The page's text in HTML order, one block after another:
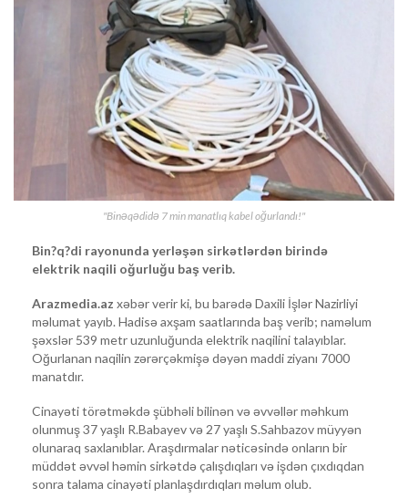
"Binəqədidə 7 min manatlıq kabel oğurlandı!"
Bin?q?di rayonunda yerləşən sirkətlərdən birində
elektrik naqili oğurluğu baş verib.
Arazmedia.az xəbər verir ki, bu barədə Daxili İşlər Nazirliyi
məlumat yayıb. Hadisə axşam saatlarında baş verib; naməlum
şəxslər 539 metr uzunluğunda elektrik naqilini talayıblar.
Oğurlanan naqilin zərərçəkmişə dəyən maddi ziyanı 7000
manatdır.
Cinayəti törətməkdə şübhəli bilinən və əvvəllər məhkum
olunmuş 37 yaşlı R.Babayev və 27 yaşlı S.Sahbazov müyyən
olunaraq saxlanıblar. Araşdırmalar nəticəsində onların bir
müddət əvvəl həmin sirkətdə çalışdıqları və işdən çıxdıqdan
sonra talama cinayəti planlaşdırdıqları məlum olub.